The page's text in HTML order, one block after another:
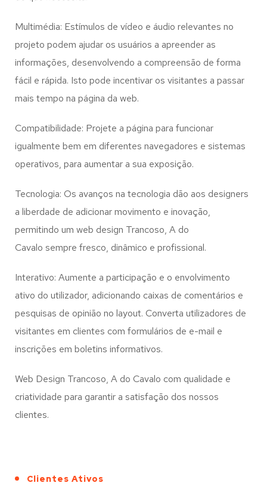
Multimédia: Estímulos de vídeo e áudio relevantes no
projeto podem ajudar os usuários a apreender as
informações, desenvolvendo a compreensão de forma
fácil e rápida. Isto pode incentivar os visitantes a passar
mais tempo na página da web.
Compatibilidade: Projete a página para funcionar
igualmente bem em diferentes navegadores e sistemas
operativos, para aumentar a sua exposição.
Tecnologia: Os avanços na tecnologia dão aos designers
a liberdade de adicionar movimento e inovação,
permitindo um web design Trancoso, A do
Cavalo sempre fresco, dinâmico e profissional.
Interativo: Aumente a participação e o envolvimento
ativo do utilizador, adicionando caixas de comentários e
pesquisas de opinião no layout. Converta utilizadores de
visitantes em clientes com formulários de e-mail e
inscrições em boletins informativos.
Web Design Trancoso, A do Cavalo com qualidade e
criatividade para garantir a satisfação dos nossos
clientes.
Clientes Ativos